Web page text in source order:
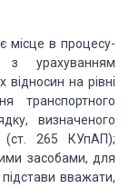
місце в процесу­
урахуванням
відносин на рівні
транспортного
визначеного
(ст. 265 КУпАП);
засобами, для
вважати,